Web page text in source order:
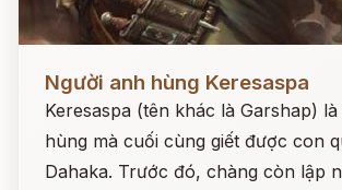
Người anh hùng Keresaspa
Keresaspa (tên khác là Garshap)
hùng mà cuối cùng giết được con
Dahaka. Trước đó, chàng còn lập